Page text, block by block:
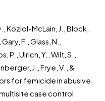
Koziol-McLain, J., Block,
F., Glass, N.,
P., Ulrich, Y., Wilt, S.,
J., Frye, V., &
for femicide in abusive
case control